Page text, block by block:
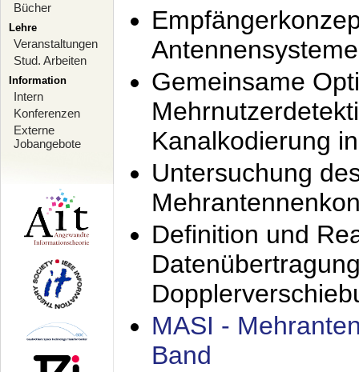
Bücher
Lehre
Veranstaltungen
Stud. Arbeiten
Information
Intern
Konferenzen
Externe
Jobangebote
Antennensysteme
Gemeinsame
Kanalkodierung
Untersuchung
Definition und
MASI -
Band